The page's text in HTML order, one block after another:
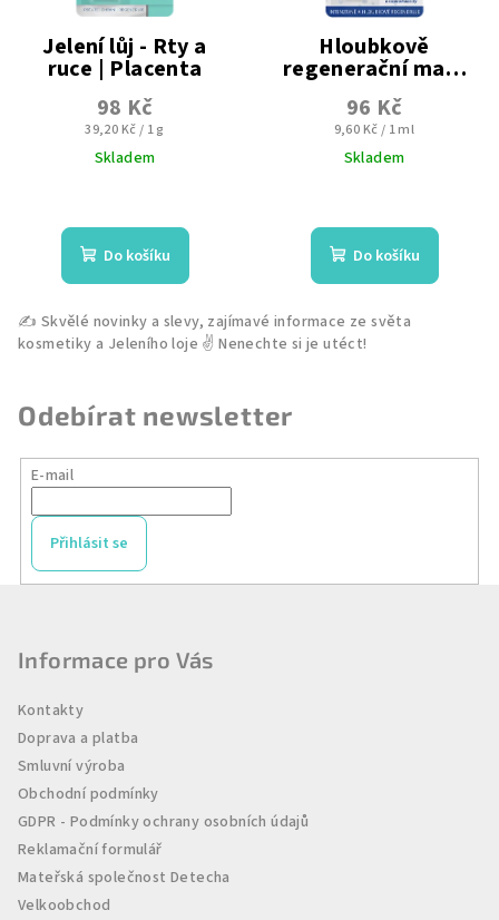
Jelení lůj - Rty a
ruce | Placenta
ruce
98 Kč
Měrná
cena:
39,20 Kč / 1 g
Skladem
produktu
je
4,6
5
hvězdiček.
Do košíku
Hloubkově
regenerační mast
na rty | Placenta
96 Kč
Měrná
cena:
9,60 Kč / 1 ml
Skladem
produktu
je
3,0
5
Do košíku
Odebírat newsletter
E-mail
Přihlásit se
Informace pro Vás
Kontakty
Doprava a platba
Smluvní výroba
Obchodní podmínky
GDPR - Podmínky ochrany osobních údajů
Reklamační formulář
Mateřská společnost Detecha
Velkoobchod